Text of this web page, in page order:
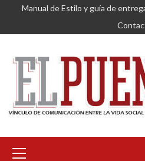
Saltar
contenido
Manual de Estilo y guía de
primario